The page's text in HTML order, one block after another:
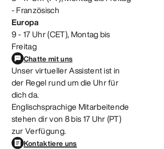
- Französisch
Europa
9 - 17 Uhr (CET), Montag bis
Freitag
Chatte mit uns
Unser virtueller Assistent ist in
der Regel rund um die Uhr für
dich da.
Englischsprachige Mitarbeitende
stehen dir von 8 bis 17 Uhr (PT)
zur Verfügung.
Kontaktiere uns